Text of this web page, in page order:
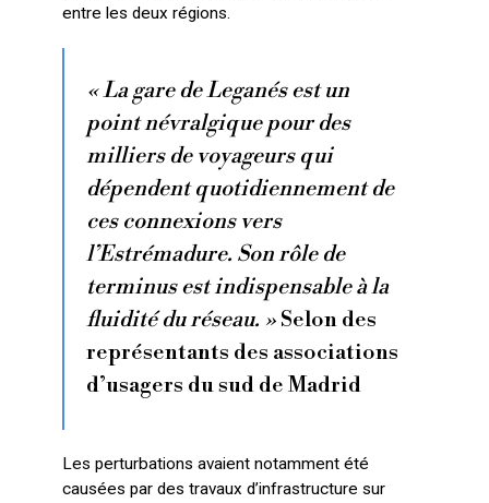
entre les deux régions.
« La gare de Leganés est un
point névralgique pour des
milliers de voyageurs qui
dépendent quotidiennement de
ces connexions vers
l’Estrémadure. Son rôle de
terminus est indispensable à la
fluidité du réseau. »Selon des
représentants des associations
d’usagers du sud de Madrid
Les perturbations avaient notamment été
causées par des travaux d’infrastructure sur